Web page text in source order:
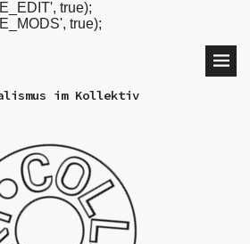
true);
true);
im Kollektiv